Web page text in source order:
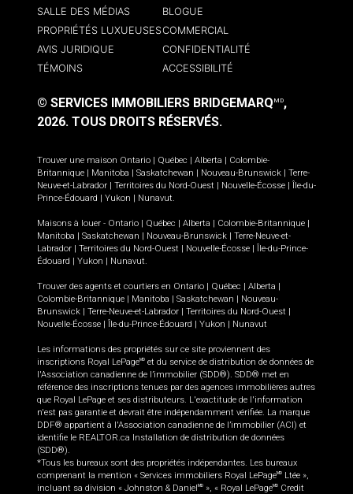
SALLE DES MÉDIAS
BLOGUE
PROPRIÉTÉS LUXUEUSESCOMMERCIAL
AVIS JURIDIQUE
CONFIDENTIALITÉ
TÉMOINS
ACCESSIBILITÉ
© SERVICES IMMOBILIERS BRIDGEMARQ MD,
2026. TOUS DROITS RÉSERVÉS.
Trouver une maison Ontario | Québec | Alberta | Colombie-
Britannique | Manitoba | Saskatchewan | Nouveau-Brunswick | Terre-
Neuve-et-Labrador | Territoires du Nord-Ouest | Nouvelle-Écosse | Île-du-
Prince-Édouard | Yukon | Nunavut.
Maisons à louer - Ontario | Québec | Alberta | Colombie-Britannique |
Manitoba | Saskatchewan | Nouveau-Brunswick | Terre-Neuve-et-
Labrador | Territoires du Nord-Ouest | Nouvelle-Écosse | Île-du-Prince-
Édouard | Yukon | Nunavut.
Trouver des agents et courtiers en Ontario | Québec | Alberta |
Colombie-Britannique | Manitoba | Saskatchewan | Nouveau-
Brunswick | Terre-Neuve-et-Labrador | Territoires du Nord-Ouest |
Nouvelle-Écosse | Île-du-Prince-Édouard | Yukon | Nunavut
Les informations des propriétés sur ce site proviennent des
inscriptions Royal LePageMD et du service de distribution de données de
l'Association canadienne de l’immobilier (SDD®). SDD® met en
référence des inscriptions tenues par des agences immobilières autres
que Royal LePage et ses distributeurs. L'exactitude de l'information
n'est pas garantie et devrait être indépendamment vérifiée. La marque
DDF® appartient à l'Association canadienne de l’immobilier (ACI) et
identifie le REALTOR.ca Installation de distribution de données
(SDD®).
*Tous les bureaux sont des propriétés indépendantes. Les bureaux
comprenant la mention « Services immobiliers Royal LePageMD
Ltée »,
incluant sa division « Johnston & DanielMD », « Royal LePageMD
Credit